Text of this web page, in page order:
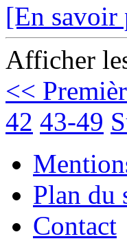
[En savoir
Afficher
<<
42 43-49
Plan du
Contact